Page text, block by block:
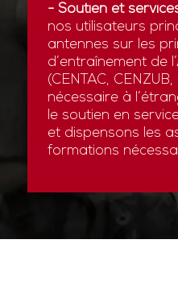
- Soutien et
nos utilisateurs
antennes sur les
d’entraînement de
(CENTAC,
nécessaire à
le soutien en
et dispensons les
formations